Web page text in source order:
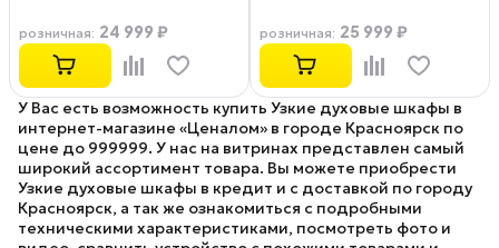
розничная: 24 999 ₽ розничная: 25 999 ₽
У Вас есть возможность купить Узкие духовые шкафы в
интернет-магазине «Ценалом» в городе Красноярск по
цене до 999999. У нас на витринах представлен самый
широкий ассортимент товара. Вы можете приобрести
Узкие духовые шкафы в кредит и с доставкой по городу
Красноярск, а так же ознакомиться с подробными
техническими характеристиками, посмотреть фото и